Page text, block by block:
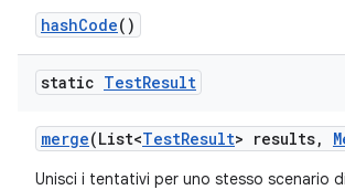
hashCode()
static TestResult
merge(List<TestResult> results,
Unisci i tentativi per uno stesso scenario